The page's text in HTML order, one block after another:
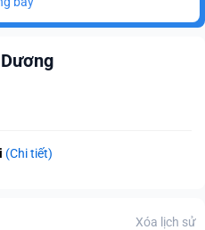
(Chi tiết)
Xóa lịch sử